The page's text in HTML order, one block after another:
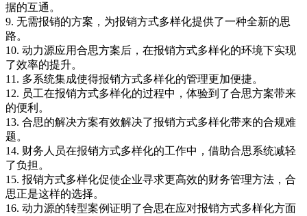
据的互通。
9. 无需报销的方案，为报销方式多样化提供了一种全新的思
路。
10. 动力源应用合思方案后，在报销方式多样化的环境下实现
了效率的提升。
11. 多系统集成使得报销方式多样化的管理更加便捷。
12. 员工在报销方式多样化的过程中，体验到了合思方案带来
的便利。
13. 合思的解决方案有效解决了报销方式多样化带来的合规难
题。
14. 财务人员在报销方式多样化的工作中，借助合思系统减轻
了负担。
15. 报销方式多样化促使企业寻求更高效的财务管理方法，合
思正是这样的选择。
16. 动力源的转型案例证明了合思在应对报销方式多样化方面